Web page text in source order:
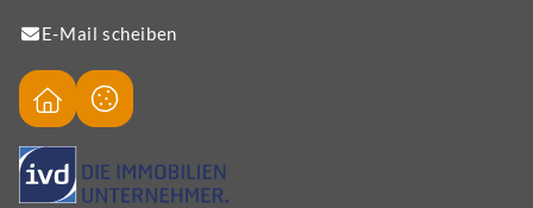
E-Mail scheiben